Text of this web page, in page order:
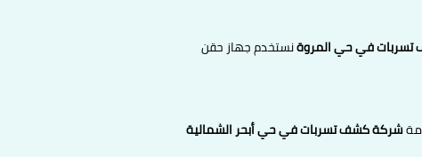
في حي المروةنستخدم جهاز حقن
شركة كشف تسربات في حي أبحر الشمالية